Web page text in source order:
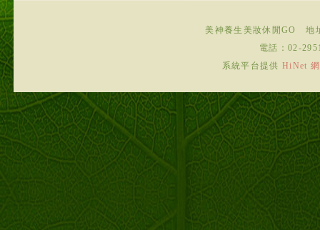
美神養生美妝休閒GO
地
電話： 02-
系統平台提供HiNet